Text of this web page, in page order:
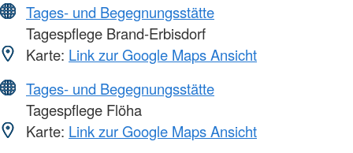
Tages- und Begegnungsstätte
Tagespflege Brand-Erbisdorf
Karte: Link zur Google Maps Ansicht
Tages- und Begegnungsstätte
Tagespflege Flöha
Karte: Link zur Google Maps Ansicht